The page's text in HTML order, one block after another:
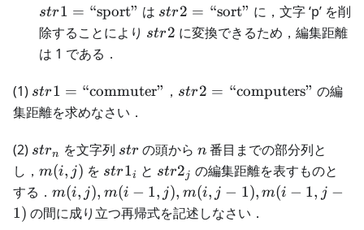
str1 = “sport” は str2=\text{“sort”}
str2 = “sort” に，文字 ‘p’ を削
除することにより str2
str2 に変換できるため，編集距離
は 1 である．
(1) str1=\text{“commuter”}
str1 = “commuter” ， str2=\text{“computers”}
str2 = “computers” の編
集距離を求めなさい．
(2) str_n
strn を文字列 str
str の頭からn
n 番目までの部分列と
し， m(i,j)
m(i, j) を str1_i
str1i と str2_j
str2j の編集距離を表すものと
する． m(i,j),
m(i-
m(i, j), m(i − 1, j), m(i, j − 1), m(i − 1, j −
1) の間に成り立つ再帰式を記述しなさい．